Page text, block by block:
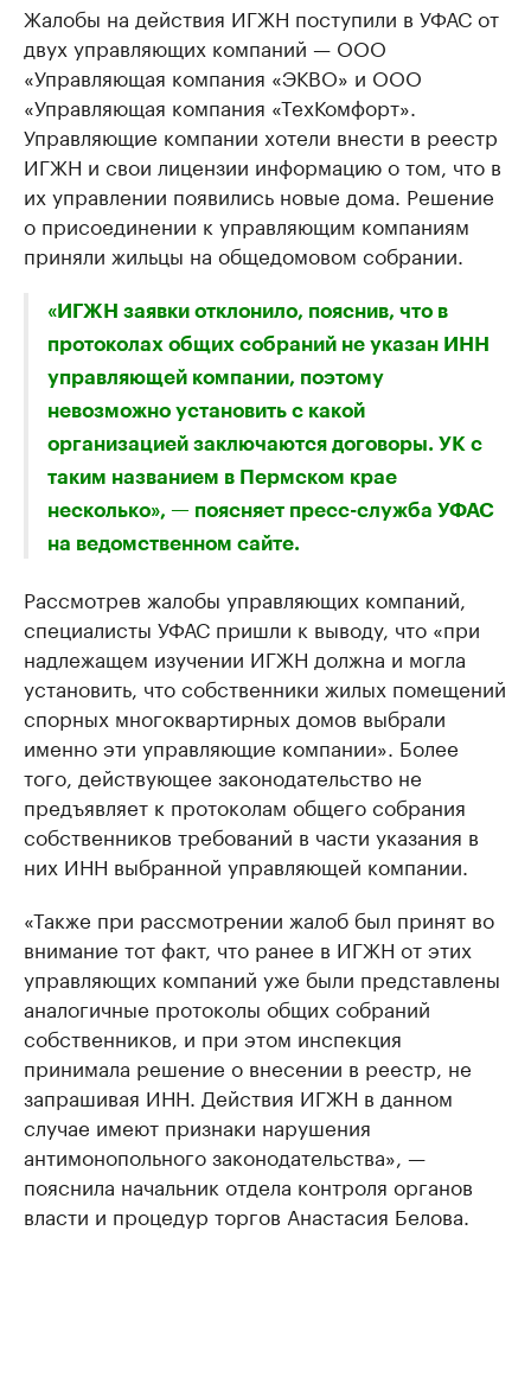
Жалобы на действия ИГЖН поступили в УФАС от
двух управляющих компаний — ООО
«Управляющая компания «ЭКВО» и ООО
«Управляющая компания «ТехКомфорт».
Управляющие компании хотели внести в реестр
ИГЖН и свои лицензии информацию о том, что в
их управлении появились новые дома. Решение
о присоединении к управляющим компаниям
приняли жильцы на общедомовом собрании.
«ИГЖН заявки отклонило, пояснив, что в
протоколах общих собраний не указан ИНН
управляющей компании, поэтому
невозможно установить с какой
организацией заключаются договоры. УК с
таким названием в Пермском крае
несколько», — поясняет пресс-служба УФАС
на ведомственном сайте.
Рассмотрев жалобы управляющих компаний,
специалисты УФАС пришли к выводу, что «при
надлежащем изучении ИГЖН должна и могла
установить, что собственники жилых помещений
спорных многоквартирных домов выбрали
именно эти управляющие компании». Более
того, действующее законодательство не
предъявляет к протоколам общего собрания
собственников требований в части указания в
них ИНН выбранной управляющей компании.
«Также при рассмотрении жалоб был принят во
внимание тот факт, что ранее в ИГЖН от этих
управляющих компаний уже были представлены
аналогичные протоколы общих собраний
собственников, и при этом инспекция
принимала решение о внесении в реестр, не
запрашивая ИНН. Действия ИГЖН в данном
случае имеют признаки нарушения
антимонопольного законодательства», —
пояснила начальник отдела контроля органов
власти и процедур торгов Анастасия Белова.